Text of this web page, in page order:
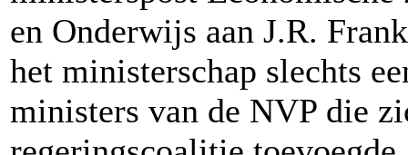
en Onderwijs aan J.R.
het ministerschap slechts
ministers van de NVP die